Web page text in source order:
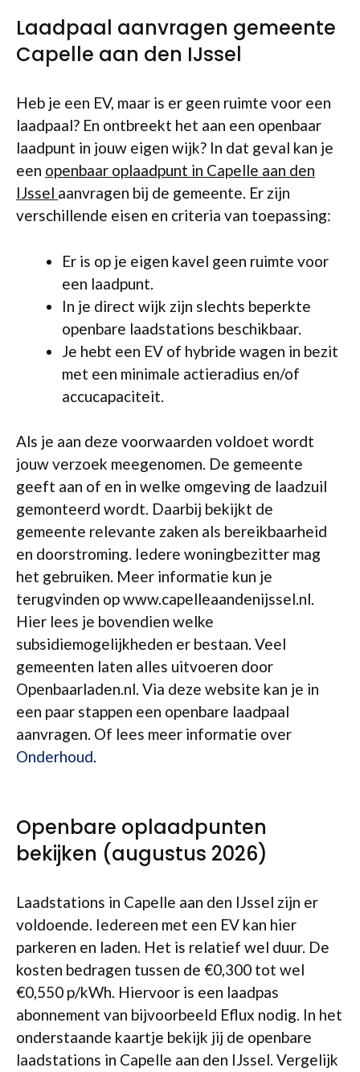
Laadpaal aanvragen gemeente
Capelle aan den IJssel
Heb je een EV, maar is er geen ruimte voor een
laadpaal? En ontbreekt het aan een openbaar
laadpunt in jouw eigen wijk? In dat geval kan je
een openbaar oplaadpunt in Capelle aan den
IJssel aanvragen bij de gemeente. Er zijn
verschillende eisen en criteria van toepassing:
Er is op je eigen kavel geen ruimte voor
een laadpunt.
In je direct wijk zijn slechts beperkte
openbare laadstations beschikbaar.
Je hebt een EV of hybride wagen in bezit
met een minimale actieradius en/of
accucapaciteit.
Als je aan deze voorwaarden voldoet wordt
jouw verzoek meegenomen. De gemeente
geeft aan of en in welke omgeving de laadzuil
gemonteerd wordt. Daarbij bekijkt de
gemeente relevante zaken als bereikbaarheid
en doorstroming. Iedere woningbezitter mag
het gebruiken. Meer informatie kun je
terugvinden op www.capelleaandenijssel.nl.
Hier lees je bovendien welke
subsidiemogelijkheden er bestaan. Veel
gemeenten laten alles uitvoeren door
Openbaarladen.nl. Via deze website kan je in
een paar stappen een openbare laadpaal
aanvragen. Of lees meer informatie over
Onderhoud.
Openbare oplaadpunten
bekijken (augustus 2026)
Laadstations in Capelle aan den IJssel zijn er
voldoende. Iedereen met een EV kan hier
parkeren en laden. Het is relatief wel duur. De
kosten bedragen tussen de €0,300 tot wel
€0,550 p/kWh. Hiervoor is een laadpas
abonnement van bijvoorbeeld Eflux nodig. In het
onderstaande kaartje bekijk jij de openbare
laadstations in Capelle aan den IJssel. Vergelijk